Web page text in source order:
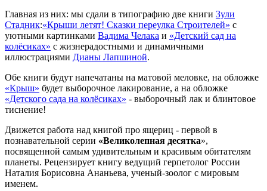
Главная из них: мы сдали в типографию две книги Зули
Стадник:«Крыши летят! Сказки переулка Строителей» с
уютными картинками Вадима Челака и «Детский сад на
колёсиках» с жизнерадостными и динамичными
иллюстрациями Дианы Лапшиной.
Обе книги будут напечатаны на матовой меловке, на обложке
«Крыш» будет выборочное лакирование, а на обложке
«Детского сада на колёсиках» - выборочный лак и блинтовое
тиснение!
Движется работа над книгой про ящериц - первой в
познавательной серии «Великолепная десятка»,
посвященной самым удивительным и красивым обитателям
планеты. Рецензирует книгу ведущий герпетолог России
Наталия Борисовна Ананьева, ученый-зоолог с мировым
именем.